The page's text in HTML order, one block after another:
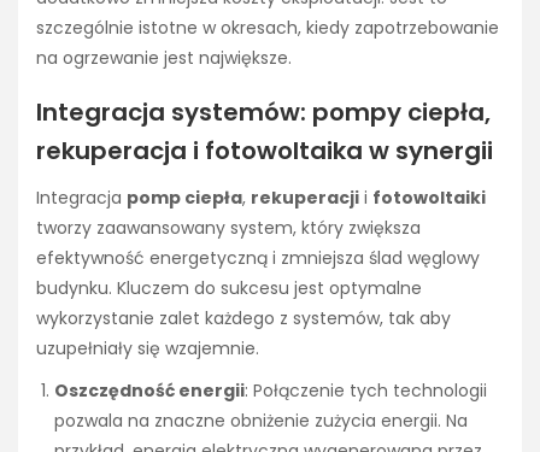
szczególnie istotne w okresach, kiedy zapotrzebowanie
na ogrzewanie jest największe.
Integracja systemów: pompy ciepła,
rekuperacja i fotowoltaika w synergii
Integracja pomp ciepła, rekuperacji i fotowoltaiki
tworzy zaawansowany system, który zwiększa
efektywność energetyczną i zmniejsza ślad węglowy
budynku. Kluczem do sukcesu jest optymalne
wykorzystanie zalet każdego z systemów, tak aby
uzupełniały się wzajemnie.
Oszczędność energii: Połączenie tych technologii
pozwala na znaczne obniżenie zużycia energii. Na